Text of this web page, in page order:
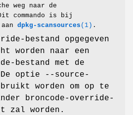
weg naar de
commando is bij
dpkg-scansources (1) .
bestand opgegeven
worden naar een
bestand met de
optie --source-
worden om op te
broncode-override-
zal worden.